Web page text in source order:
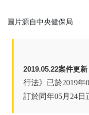
圖片源自中央健保局
2019.05.22案件更新
行法》已於2019年
訂於同年05月24日